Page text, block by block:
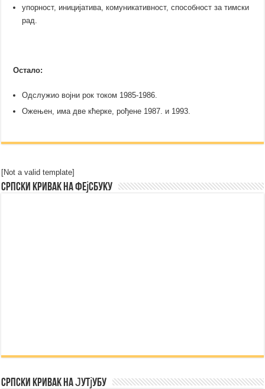
упорност, иницијатива, комуникативност, способност за тимски
рад.
Остало:
Одслужио војни рок током 1985-1986.
Ожењен, има две кћерке, рођене 1987. и 1993.
[Not a valid template]
Српски Кривак на Фејсбуку
Српски Кривак на Јутјубу